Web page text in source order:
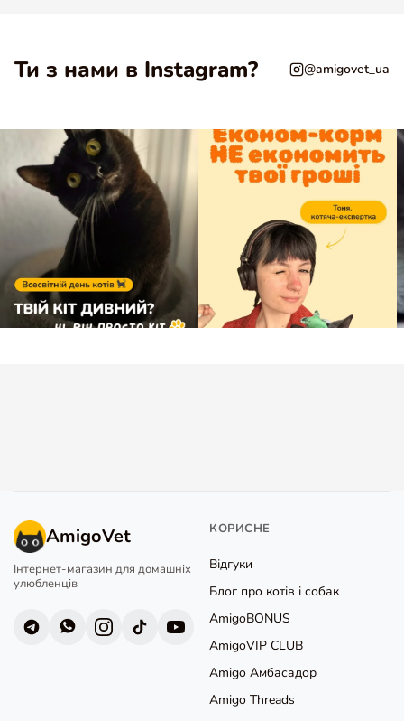
Ти з нами в Instagram? @amigovet_ua
AmigoVet
Інтернет-магазин для домашніх
улюбленців
КОРИСНЕ
Відгуки
Блог про котів і собак
AmigoBONUS
AmigoVIP CLUB
Amigo Амбасадор
Amigo Threads